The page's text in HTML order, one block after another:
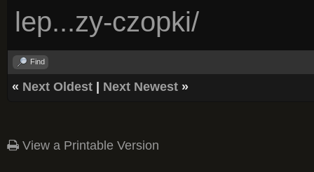
lep...zy-czopki/
Find
« Next Oldest Next Newest »
View a Printable Version